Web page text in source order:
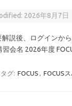
2026年8月7日
説後、ログインか
習会名 2026年度
タグ: FOCUS , FOCUS